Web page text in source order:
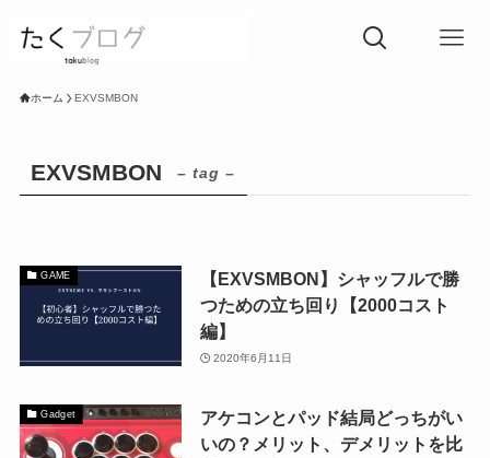
ホーム EXVSMBON
EXVSMBON – tag –
GAME
【EXVSMBON】シャッフルで勝
つための立ち回り【2000コスト
編】
2020年6月11日
Gadget
アケコンとパッド結局どっちがい
いの？メリット、デメリットを比